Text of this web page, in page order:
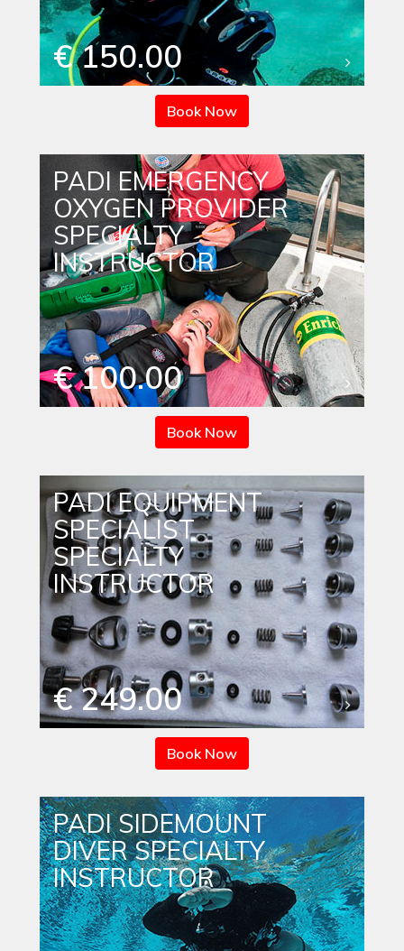
€ 150.00
Book Now
PADI EMERGENCY
OXYGEN PROVIDER
SPECIALTY
INSTRUCTOR
€ 100.00
Book Now
PADI EQUIPMENT
SPECIALIST
SPECIALTY
INSTRUCTOR
€ 249.00
Book Now
PADI SIDEMOUNT
DIVER SPECIALTY
INSTRUCTOR